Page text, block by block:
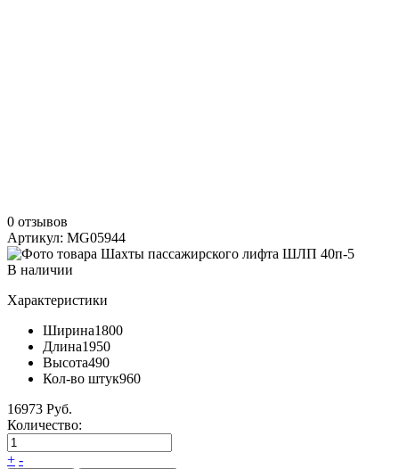
0 отзывов
Артикул: MG05944
В наличии
Характеристики
Ширина1800
Длина1950
Высота490
Кол-во штук960
16973 Руб.
Количество:
+ -